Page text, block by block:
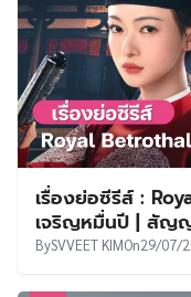
เรื่องย่อซีรีส์ :
เจริญหมื่นปี | สัญญ
BySVVEET KIMOn29/07/